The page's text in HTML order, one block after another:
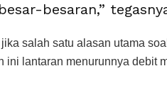
besaran,”
salah satu alasan utama soal
lantaran menurunnya debit